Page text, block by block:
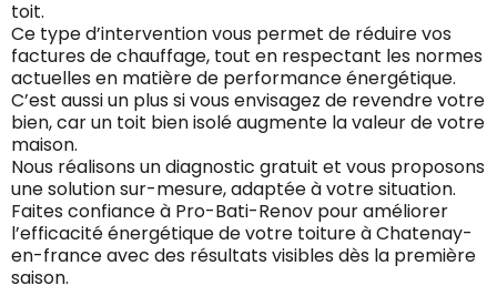
toit.
Ce type d’intervention vous permet de réduire vos
factures de chauffage, tout en respectant les normes
actuelles en matière de performance énergétique.
C’est aussi un plus si vous envisagez de revendre votre
bien, car un toit bien isolé augmente la valeur de votre
maison.
Nous réalisons un diagnostic gratuit et vous proposons
une solution sur-mesure, adaptée à votre situation.
Faites confiance à Pro-Bati-Renov pour améliorer
l’efficacité énergétique de votre toiture à Chatenay-
en-france avec des résultats visibles dès la première
saison.